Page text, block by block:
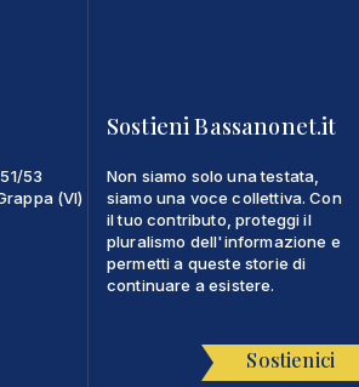
53
(VI)
Sostieni Bassanonet.it
Non siamo solo una testata,
siamo una voce collettiva. Con
il tuo contributo, proteggi il
pluralismo dell'informazione e
permetti a queste storie di
continuare a esistere.
Sostienici